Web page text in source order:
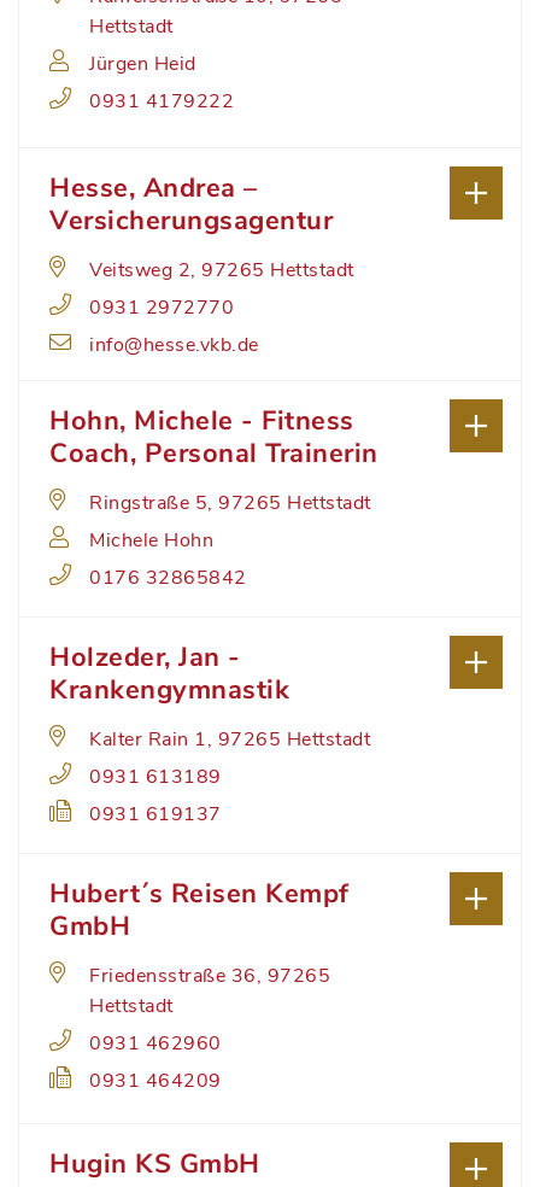
Hettstadt
Jürgen Heid
0931 4179222
Hesse, Andrea –
Versicherungsagentur
Veitsweg 2, 97265 Hettstadt
0931 2972770
info@hesse.vkb.de
Hohn, Michele - Fitness
Coach, Personal Trainerin
Ringstraße 5, 97265 Hettstadt
Michele Hohn
0176 32865842
Holzeder, Jan -
Krankengymnastik
Kalter Rain 1, 97265 Hettstadt
0931 613189
0931 619137
Hubert´s Reisen Kempf
GmbH
Friedensstraße 36, 97265
Hettstadt
0931 462960
0931 464209
Hugin KS GmbH